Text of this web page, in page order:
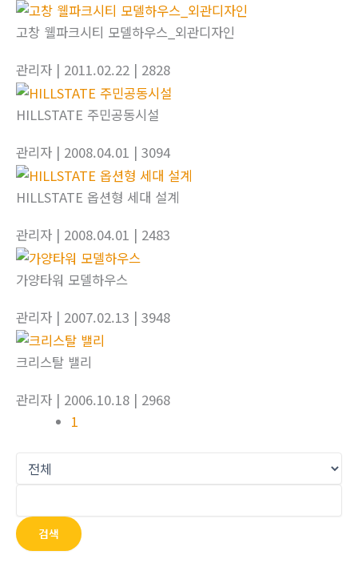
고창 웰파크시티 모델하우스_외관디자인
관리자 | 2011.02.22 | 2828
HILLSTATE 주민공동시설
관리자 | 2008.04.01 | 3094
HILLSTATE 옵션형 세대 설계
관리자 | 2008.04.01 | 2483
가양타워 모델하우스
관리자 | 2007.02.13 | 3948
크리스탈 밸리
관리자 | 2006.10.18 | 2968
1
검색